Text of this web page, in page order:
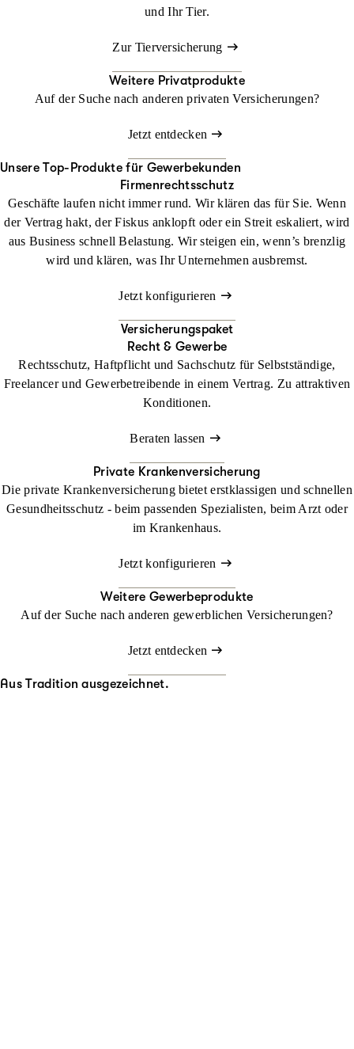
und Ihr Tier.
Zur Tierversicherung
Weitere Privatprodukte
Auf der Suche nach anderen privaten Versicherungen?
Jetzt entdecken
Unsere Top-Produkte für Gewerbekunden
Firmenrechtsschutz
Geschäfte laufen nicht immer rund. Wir klären das für Sie. Wenn
der Vertrag hakt, der Fiskus anklopft oder ein Streit eskaliert, wird
aus Business schnell Belastung. Wir steigen ein, wenn’s brenzlig
wird und klären, was Ihr Unternehmen ausbremst.
Jetzt konfigurieren
Versicherungspaket
Recht & Gewerbe
Rechtsschutz, Haftpflicht und Sachschutz für Selbstständige,
Freelancer und Gewerbetreibende in einem Vertrag. Zu attraktiven
Konditionen.
Beraten lassen
Private Krankenversicherung
Die private Krankenversicherung bietet erstklassigen und schnellen
Gesundheitsschutz - beim passenden Spezialisten, beim Arzt oder
im Krankenhaus.
Jetzt konfigurieren
Weitere Gewerbeprodukte
Auf der Suche nach anderen gewerblichen Versicherungen?
Jetzt entdecken
Aus Tradition ausgezeichnet.